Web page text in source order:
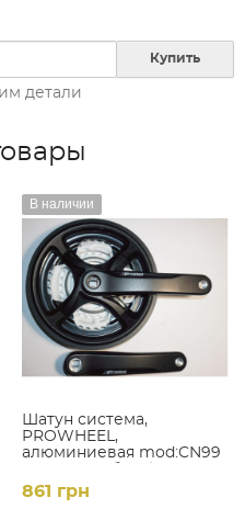
Купить
детали
Шатун система,
PROWHEEL,
алюминиевая mod:CN99
черный
В наличии
861 грн